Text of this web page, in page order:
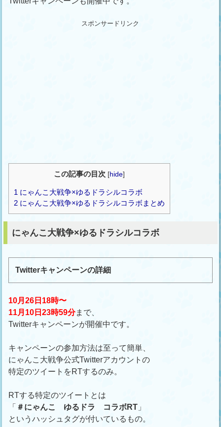
スポンサードリンク
この記事の目次 [hide]
1 にゃんこ大戦争×ゆるドラシルコラボ
2 にゃんこ大戦争×ゆるドラシルコラボまとめ
にゃんこ大戦争×ゆるドラシルコラボ
Twitterキャンペーンの詳細
10月26日18時〜
11月10日23時59分まで、
Twitterキャンペーンが開催中です。
キャンペーンの参加方法は至って簡単、
にゃんこ大戦争公式Twitterアカウントの
特定のツイートをRTするのみ。
RTする特定のツイートとは
「 ＃にゃんこ ゆるドラ コラボRT 」
というハッシュタグが付いているもの。